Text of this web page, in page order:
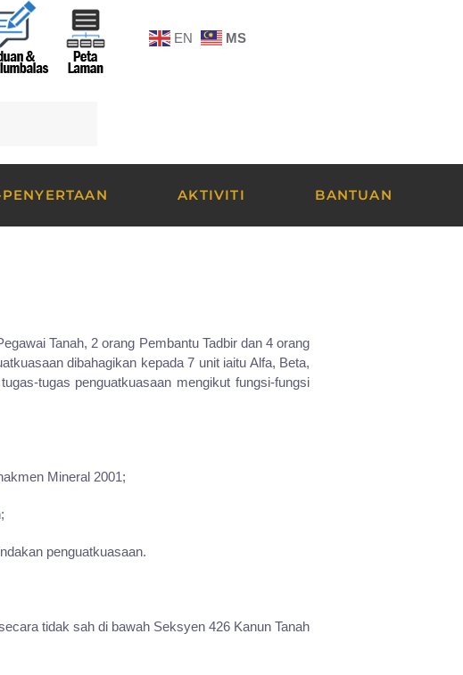
EN MS
AKTIVITI BANTUAN
Tanah, 2 orang Pembantu Tadbir dan 4 orang
dibahagikan kepada 7 unit iaitu Alfa, Beta,
tugas penguatkuasaan mengikut fungsi-fungsi
Mineral 2001;
penguatkuasaan.
tidak sah di bawah Seksyen 426 Kanun Tanah